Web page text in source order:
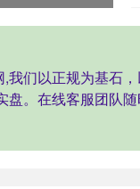
我们以正规为基石
。在线客服团队随